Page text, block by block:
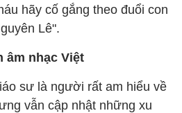
hãy cố gắng theo đuổi con
Lê".
âm nhạc Việt
sư là người rất am hiểu về
vẫn cập nhật những xu